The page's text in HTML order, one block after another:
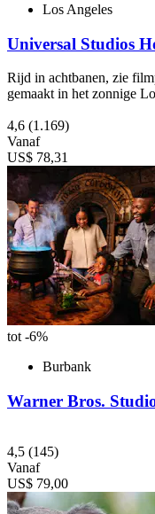
Los Angeles
Universal Studios
Rijd in achtbanen, zie
gemaakt in het zonnige
4,6 (1.169)
Vanaf
US$ 78,31
tot -6%
Burbank
Warner Bros.
4,5 (145)
Vanaf
US$ 79,00